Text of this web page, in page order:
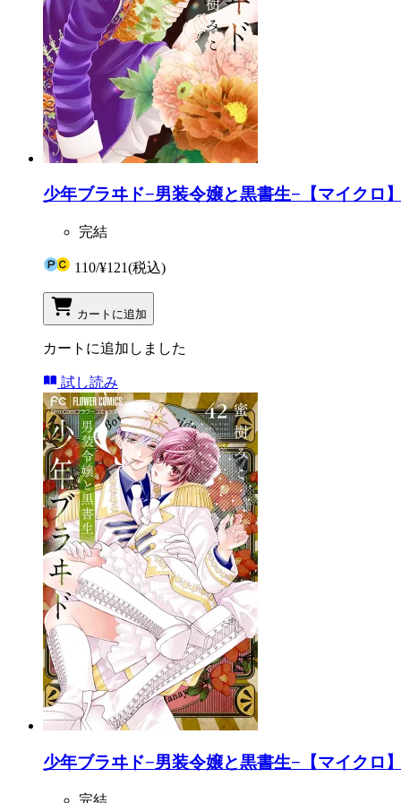
少年ブラヰド−男装令嬢と黒書生−【マイクロ
完結
110/¥121(税込)
カートに追加
カートに追加しました
試し読み
少年ブラヰド−男装令嬢と黒書生−【マイクロ
完結